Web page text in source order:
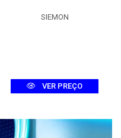
SIEMON
VER PREÇO